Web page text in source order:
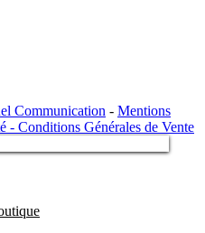
Communication - Mentions
- Conditions Générales de Vente